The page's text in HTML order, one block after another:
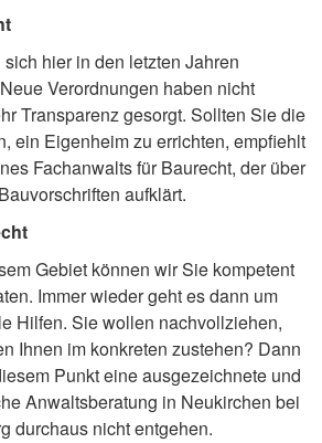
hier in den letzten Jahren
Verordnungen haben nicht
Transparenz gesorgt. Sollten Sie die
ein Eigenheim zu errichten, empfiehlt
Fachanwalts für Baurecht, der über
aufklärt.
Gebiet können wir Sie kompetent
Immer wieder geht es dann um
Hilfen. Sie wollen nachvollziehen,
Ihnen im konkreten zustehen? Dann
Punkt eine ausgezeichnete und
Anwaltsberatung in Neukirchen bei
durchaus nicht entgehen.